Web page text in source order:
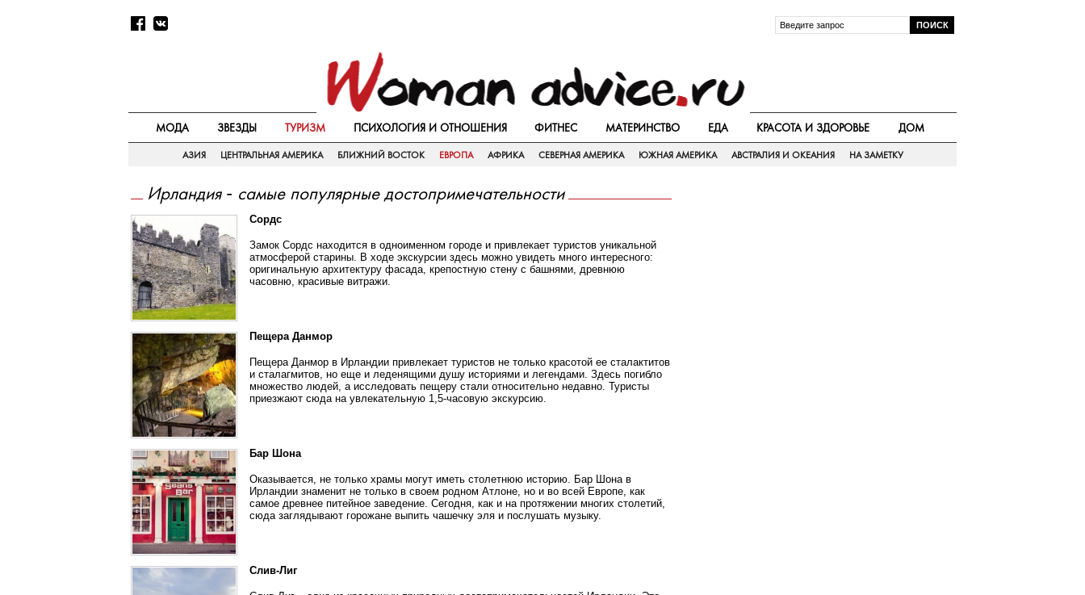
МОДА ЗВЕЗДЫ ТУРИЗМ ПСИХОЛОГИЯ И ОТНОШЕНИЯ ФИТНЕС МАТЕРИНСТВО ЕДА КРАСОТА И ЗДОРОВЬЕ ДОМ
АЗИЯ ЦЕНТРАЛЬНАЯ АМЕРИКА БЛИЖНИЙ ВОСТОК ЕВРОПА АФРИКА СЕВЕРНАЯ АМЕРИКА ЮЖНАЯ АМЕРИКА АВСТРАЛИЯ И ОКЕАНИЯ НА ЗАМЕТКУ
Ирландия - самые популярные достопримечательности
Сордс
Замок Сордс находится в одноименном городе и привлекает туристов уникальной
атмосферой старины. В ходе экскурсии здесь можно увидеть много интересного:
оригинальную архитектуру фасада, крепостную стену с башнями, древнюю
часовню, красивые витражи.
Пещера Данмор
Пещера Данмор в Ирландии привлекает туристов не только красотой ее сталактитов
и сталагмитов, но еще и леденящими душу историями и легендами. Здесь погибло
множество людей, а исследовать пещеру стали относительно недавно. Туристы
приезжают сюда на увлекательную 1,5-часовую экскурсию.
Бар Шона
Оказывается, не только храмы могут иметь столетнюю историю. Бар Шона в
Ирландии знаменит не только в своем родном Атлоне, но и во всей Европе, как
самое древнее питейное заведение. Сегодня, как и на протяжении многих столетий,
сюда заглядывают горожане выпить чашечку эля и послушать музыку.
Слив-Лиг